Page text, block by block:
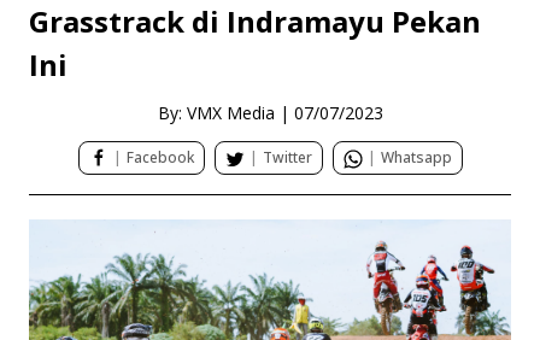
Grasstrack di Indramayu Pekan
Ini
By: VMX Media | 07/07/2023
| Facebook | Twitter | Whatsapp